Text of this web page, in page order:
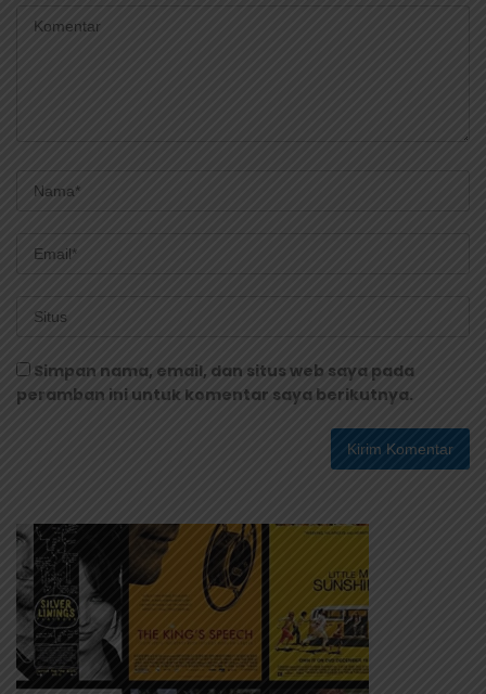
Simpan nama, email, dan situs web saya pada
peramban ini untuk komentar saya berikutnya.